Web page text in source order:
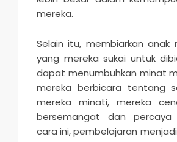
mereka.
Selain itu, membiarkan anak
yang mereka sukai untuk
dapat menumbuhkan minat
mereka berbicara tentang
mereka minati, mereka
bersemangat dan percaya
cara ini, pembelajaran